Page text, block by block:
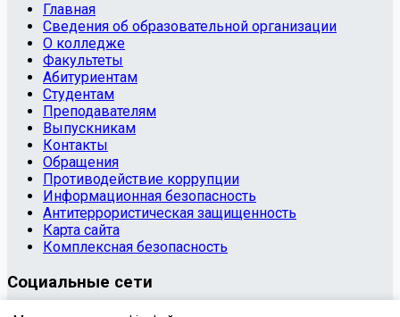
Главная
Сведения об образовательной организации
О колледже
Факультеты
Абитуриентам
Студентам
Преподавателям
Выпускникам
Контакты
Обращения
Противодействие коррупции
Информационная безопасность
Антитеррористическая защищенность
Карта сайта
Комплексная безопасность
Социальные сети